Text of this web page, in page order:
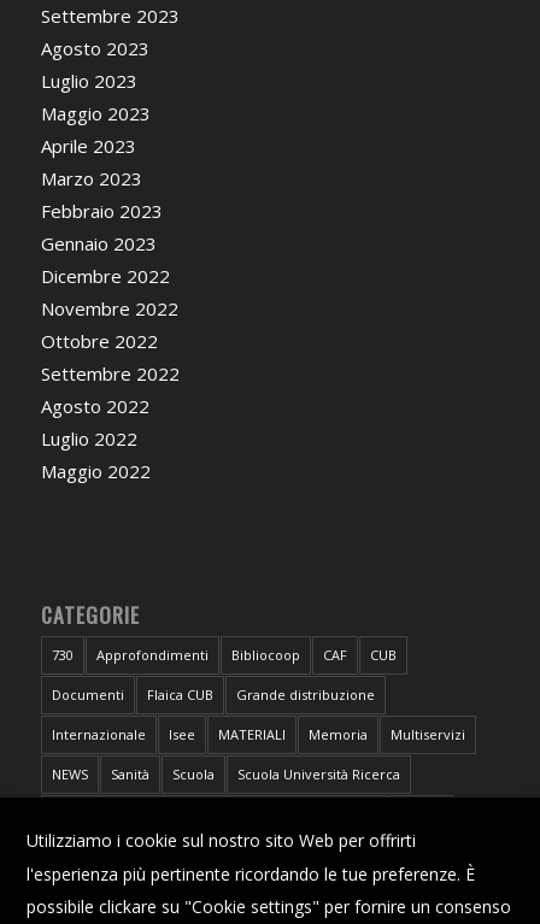
Settembre 2023
Agosto 2023
Luglio 2023
Maggio 2023
Aprile 2023
Marzo 2023
Febbraio 2023
Gennaio 2023
Dicembre 2022
Novembre 2022
Ottobre 2022
Settembre 2022
Agosto 2022
Luglio 2022
Maggio 2022
CATEGORIE
730 Approfondimenti Bibliocoop CAF CUB
Documenti Flaica CUB Grande distribuzione
Internazionale Isee MATERIALI Memoria Multiservizi
NEWS Sanità Scuola Scuola Università Ricerca
Utilizziamo i cookie sul nostro sito Web per offrirti
l'esperienza più pertinente ricordando le tue preferenze. È
possibile clickare su "Cookie settings" per fornire un consenso